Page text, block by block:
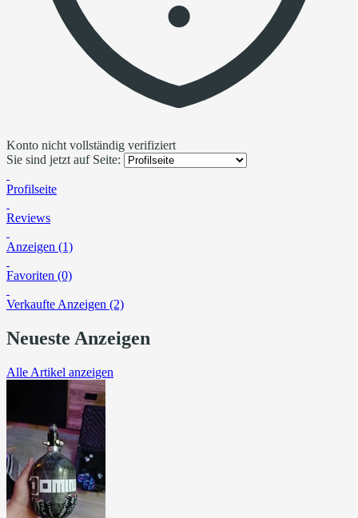
Konto nicht vollständig verifiziert
Sie sind jetzt auf Seite:
Profilseite
Reviews
Anzeigen (1)
Favoriten (0)
Verkaufte Anzeigen (2)
Neueste Anzeigen
Alle Artikel anzeigen